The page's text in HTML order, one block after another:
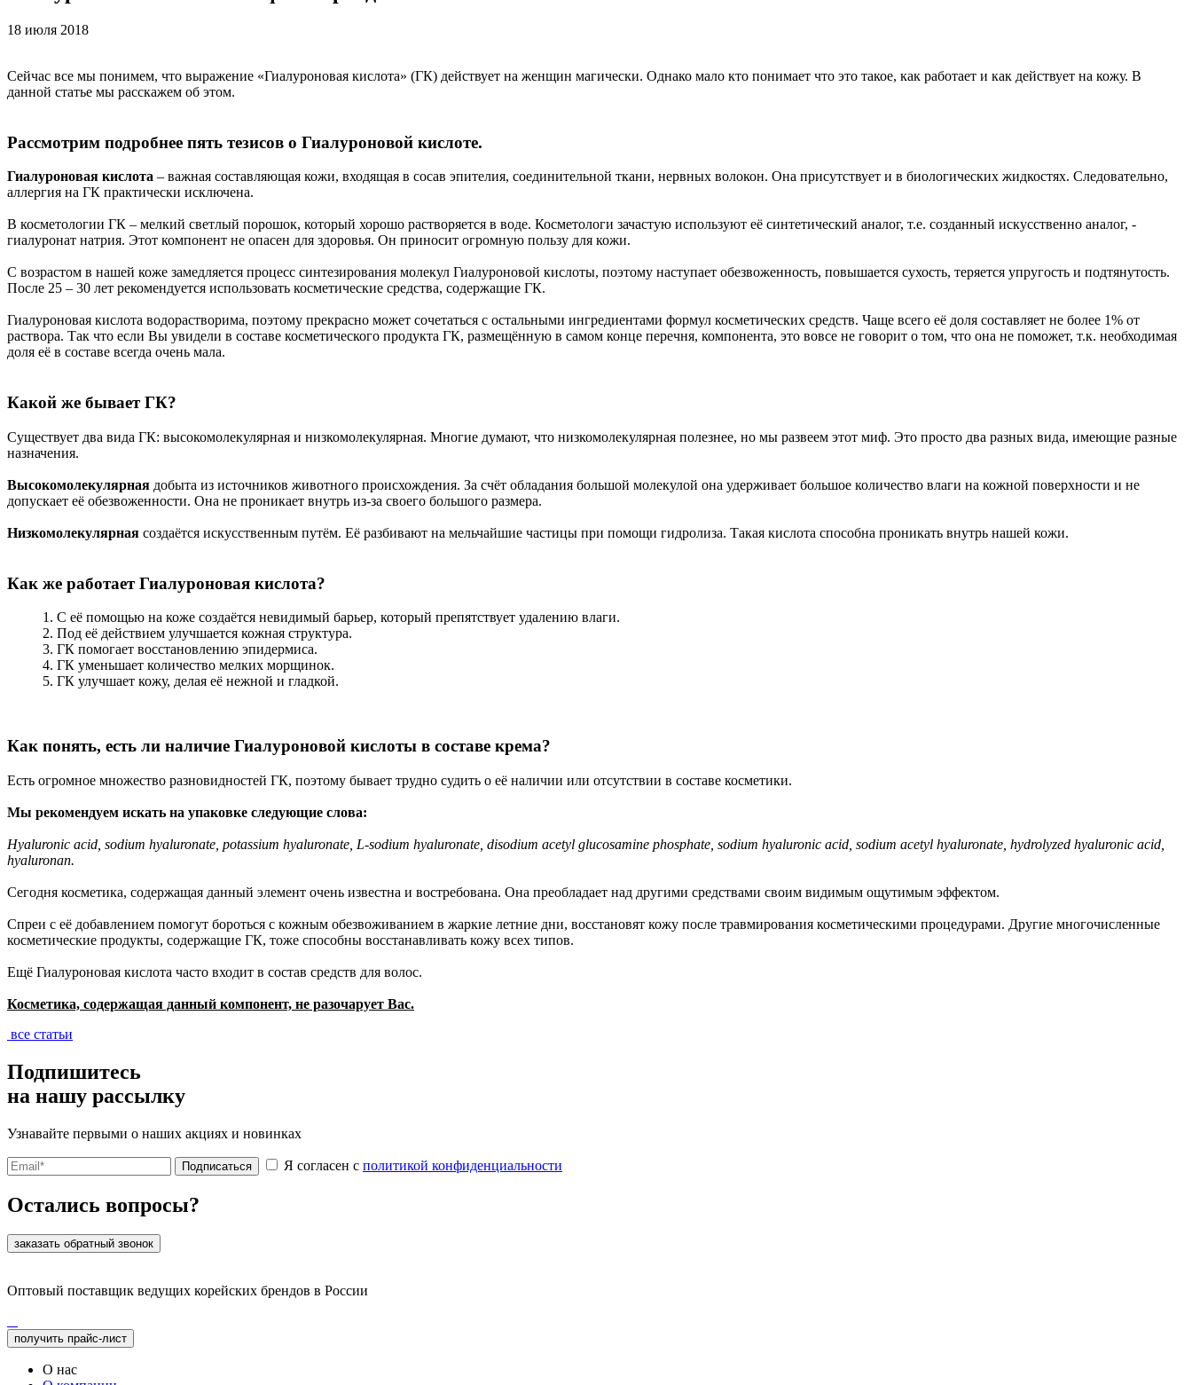
18 июля 2018
Сейчас все мы понимем, что выражение «Гиалуроновая кислота» (ГК) действует на женщин магически. Однако мало кто понимает что это такое, как работает и как действует на кожу. В
данной статье мы расскажем об этом.
Рассмотрим подробнее пять тезисов о Гиалуроновой кислоте.
Гиалуроновая кислота – важная составляющая кожи, входящая в сосав эпителия, соединительной ткани, нервных волокон. Она присутствует и в биологических жидкостях. Следовательно,
аллергия на ГК практически исключена.
В косметологии ГК – мелкий светлый порошок, который хорошо растворяется в воде. Косметологи зачастую используют её синтетический аналог, т.е. созданный искусственно аналог, -
гиалуронат натрия. Этот компонент не опасен для здоровья. Он приносит огромную пользу для кожи.
С возрастом в нашей коже замедляется процесс синтезирования молекул Гиалуроновой кислоты, поэтому наступает обезвоженность, повышается сухость, теряется упругость и подтянутость.
После 25 – 30 лет рекомендуется использовать косметические средства, содержащие ГК.
Гиалуроновая кислота водорастворима, поэтому прекрасно может сочетаться с остальными ингредиентами формул косметических средств. Чаще всего её доля составляет не более 1% от
раствора. Так что если Вы увидели в составе косметического продукта ГК, размещённую в самом конце перечня, компонента, это вовсе не говорит о том, что она не поможет, т.к. необходимая
доля её в составе всегда очень мала.
Какой же бывает ГК?
Существует два вида ГК: высокомолекулярная и низкомолекулярная. Многие думают, что низкомолекулярная полезнее, но мы развеем этот миф. Это просто два разных вида, имеющие разные
назначения.
Высокомолекулярная добыта из источников животного происхождения. За счёт обладания большой молекулой она удерживает большое количество влаги на кожной поверхности и не
допускает её обезвоженности. Она не проникает внутрь из-за своего большого размера.
Низкомолекулярная создаётся искусственным путём. Её разбивают на мельчайшие частицы при помощи гидролиза. Такая кислота способна проникать внутрь нашей кожи.
Как же работает Гиалуроновая кислота?
1. С её помощью на коже создаётся невидимый барьер, который препятствует удалению влаги.
2. Под её действием улучшается кожная структура.
3. ГК помогает восстановлению эпидермиса.
4. ГК уменьшает количество мелких морщинок.
5. ГК улучшает кожу, делая её нежной и гладкой.
Как понять, есть ли наличие Гиалуроновой кислоты в составе крема?
Есть огромное множество разновидностей ГК, поэтому бывает трудно судить о её наличии или отсутствии в составе косметики.
Мы рекомендуем искать на упаковке следующие слова:
Hyaluronic acid, sodium hyaluronate, potassium hyaluronate, L-sodium hyaluronate, disodium acetyl glucosamine phosphate, sodium hyaluronic acid, sodium acetyl hyaluronate, hydrolyzed hyaluronic acid,
hyaluronan.
Сегодня косметика, содержащая данный элемент очень известна и востребована. Она преобладает над другими средствами своим видимым ощутимым эффектом.
Спреи с её добавлением помогут бороться с кожным обезвоживанием в жаркие летние дни, восстановят кожу после травмирования косметическими процедурами. Другие многочисленные
косметические продукты, содержащие ГК, тоже способны восстанавливать кожу всех типов.
Ещё Гиалуроновая кислота часто входит в состав средств для волос.
Косметика, содержащая данный компонент, не разочарует Вас.
все статьи
Подпишитесь
на нашу рассылку
Узнавайте первыми о наших акциях и новинках
Подписаться Я согласен с политикой конфиденциальности
Остались вопросы?
заказать обратный звонок
Оптовый поставщик ведущих корейских брендов в России
получить прайс-лист
О нас